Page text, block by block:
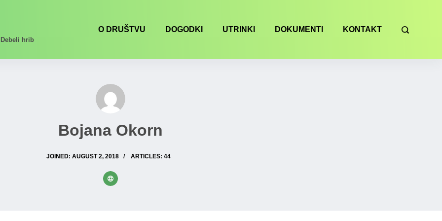
hrib
O DRUŠTVU DOGODKI UTRINKI DOKUMENTI KONTAKT
Bojana Okorn
JOINED: AUGUST 2, 2018 ARTICLES: 44